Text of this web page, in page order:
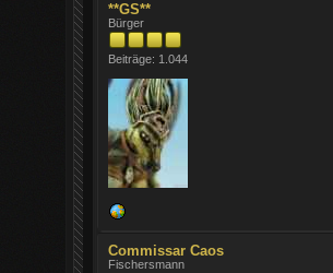
**GS**
Bürger
Beiträge: 1.044
Commissar Caos
Fischersmann